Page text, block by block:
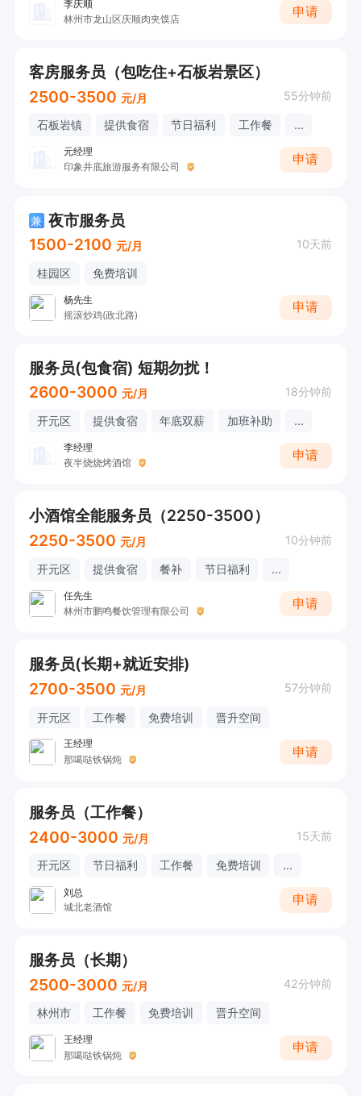
李庆顺
林州市龙山区庆顺肉夹馍店
申请
客房服务员（包吃住+石板岩景区）
2500-3500 元/月 55分钟前
石板岩镇 提供食宿 节日福利 工作餐 ...
元经理
印象井底旅游服务有限公司
申请
兼 夜市服务员
1500-2100 元/月 10天前
桂园区 免费培训
杨先生
摇滚炒鸡(政北路)
申请
服务员(包食宿) 短期勿扰！
2600-3000 元/月 18分钟前
开元区 提供食宿 年底双薪 加班补助 ...
李经理
夜半烧烧烤酒馆
申请
小酒馆全能服务员（2250-3500）
2250-3500 元/月 10分钟前
开元区 提供食宿 餐补 节日福利 ...
任先生
林州市鹏鸣餐饮管理有限公司
申请
服务员(长期+就近安排)
2700-3500 元/月 57分钟前
开元区 工作餐 免费培训 晋升空间
王经理
那噶哒铁锅炖
申请
服务员（工作餐）
2400-3000 元/月 15天前
开元区 节日福利 工作餐 免费培训 ...
刘总
城北老酒馆
申请
服务员（长期）
2500-3000 元/月 42分钟前
林州市 工作餐 免费培训 晋升空间
王经理
那噶哒铁锅炖
申请